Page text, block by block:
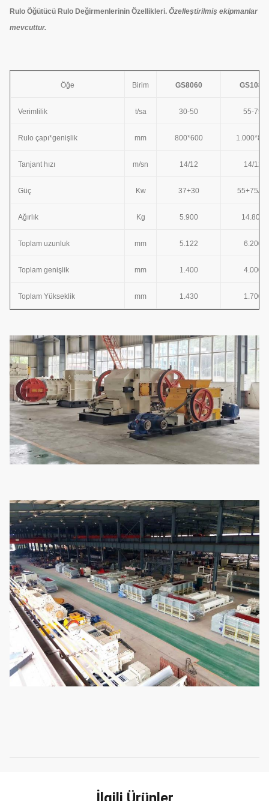
Rulo Öğütücü Rulo Değirmenlerinin Özellikleri. Özelleştirilmiş ekipmanlar
mevcuttur.
Öğe Birim GS8060 GS1080
Verimlilik t/sa 30-50 55-75
Rulo çapı*genişlik mm 800*600
Tanjant hızı m/sn 14/12 14/12
Güç Kw 37+30 55+75/90
Ağırlık Kg 5.900 14.800
Toplam uzunluk mm 5.122 6.200
Toplam genişlik mm 1.400 4.000
Toplam Yükseklik mm 1.430 1.700